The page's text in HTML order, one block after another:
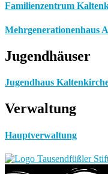
Familienzentrum
Mehrgenerationenhaus
Jugendhäuser
Jugendhaus
Verwaltung
Hauptverwaltung